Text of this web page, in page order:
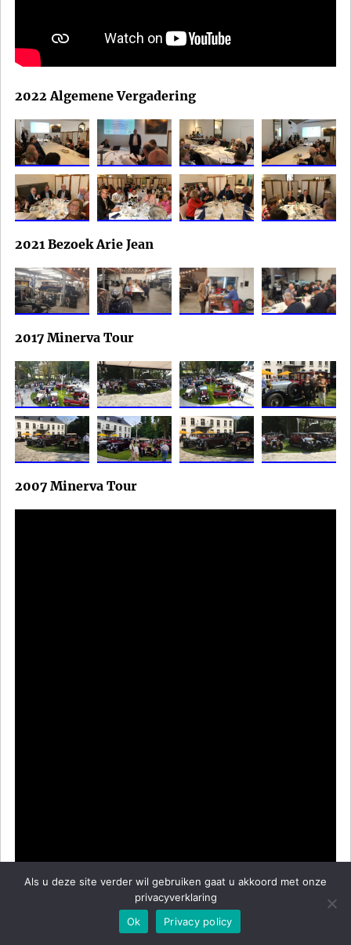
2022 Algemene Vergadering
2021 Bezoek Arie Jean
2017 Minerva Tour
2007 Minerva Tour
Als u deze site verder wil gebruiken gaat u akkoord met onze
privacyverklaring
Ok
Privacy policy